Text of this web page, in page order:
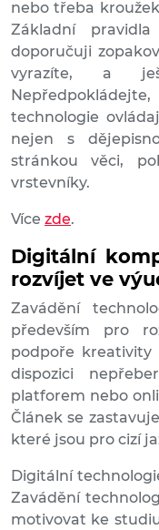
nebo třeba
Základní
doporučuji
vyrazíte, a
technologie
nejen s
stránkou věci,
vrstevníky.
Více zde.
Digitální
rozvíjet ve
Zavádění
především pro
podpoře
dispozici
platforem nebo
Článek se
které jsou pro cizí
Digitální
Zavádění
motivovat ke